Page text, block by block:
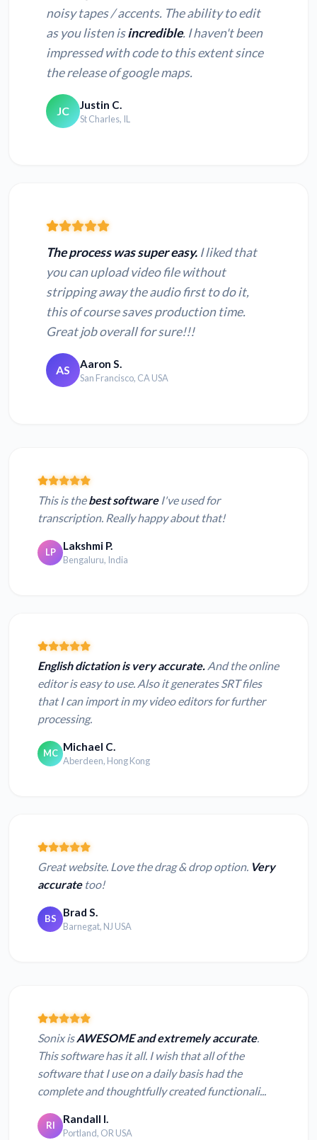
noisy tapes / accents. The ability to edit
as you listen isincredible. I haven't been
impressed with code to this extent since
the release of google maps.
JC Justin C.
St Charles, IL
The process was super easy. I liked that
you can upload video file without
stripping away the audio first to do it,
this of course saves production time.
Great job overall for sure!!!
AS Aaron S.
San Francisco, CA USA
This is thebest softwareI've used for
transcription. Really happy about that!
LP Lakshmi P.
Bengaluru, India
English dictation is very accurate. And the online
editor is easy to use. Also it generates SRT files
that I can import in my video editors for further
processing.
MC Michael C.
Aberdeen, Hong Kong
Great website. Love the drag & drop option. Very
accuratetoo!
BS Brad S.
Barnegat, NJ USA
Sonix isAWESOME and extremely accurate.
This software has it all. I wish that all of the
software that I use on a daily basis had the
complete and thoughtfully created functionali...
RI Randall I.
Portland, OR USA